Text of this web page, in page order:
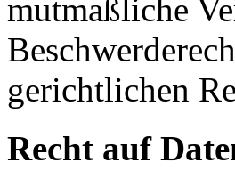
mutmaßliche
gerichtlichen
Recht auf